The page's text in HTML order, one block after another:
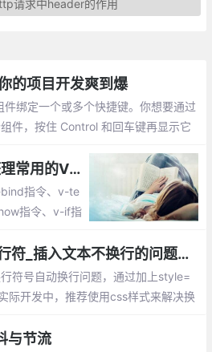
请求中header的作用
的项目开发爽到爆
绑定一个或多个快捷键。你想要通过
件，按住 Control 和回车键再显示它
vue内置指令大全_整理常用的Vue内置指令
指令、v-te
指令、v-if指
令、v-once 指
vue中v-html识别换行符_插入文本不换行的问题解决总汇
符号自动换行问题，通过加上style=
开发中，推荐使用css样式来解决换
与节流